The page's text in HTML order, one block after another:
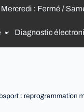
: Fermé /
Diagnostic
: reprogrammation